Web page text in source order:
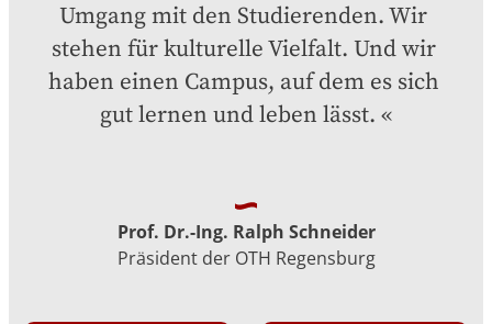
Umgang mit den Studierenden. Wir
stehen für kulturelle Vielfalt. Und wir
haben einen Campus, auf dem es sich
gut lernen und leben lässt.
Prof. Dr.-Ing. Ralph Schneider
Präsident der OTH Regensburg